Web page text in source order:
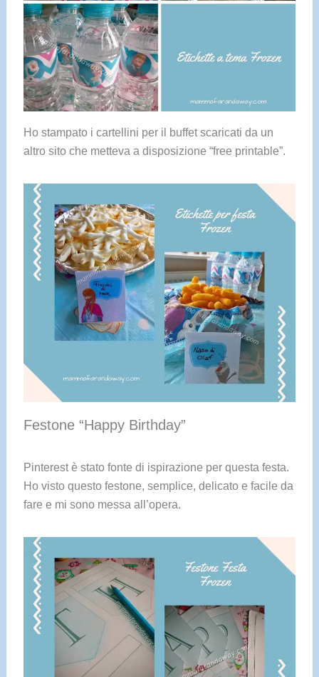
Ho stampato i cartellini per il buffet scaricati da un
altro sito che metteva a disposizione “free printable”.
Festone “Happy Birthday”
Pinterest è stato fonte di ispirazione per questa festa.
Ho visto questo festone, semplice, delicato e facile da
fare e mi sono messa all’opera.